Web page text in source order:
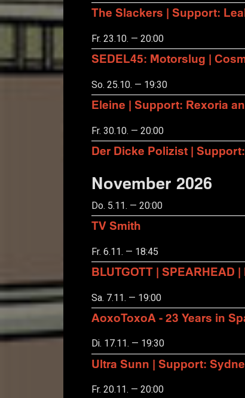
The Slackers | Support:
Fr. 23.10. — 20:00
SEDEL45: Motorslug |
So. 25.10. — 19:30
Eleine | Support: Rexoria
Fr. 30.10. — 20:00
Der Dicke Polizist |
November 2026
Do. 5.11. — 20:00
TV Smith
Fr. 6.11. — 18:45
BLUTGOTT | SPEARHEAD |
Sa. 7.11. — 19:00
AoxoToxoA - 23 Years in
Di. 17.11. — 19:30
Ultra Sunn | Support:
Fr. 20.11. — 20:00